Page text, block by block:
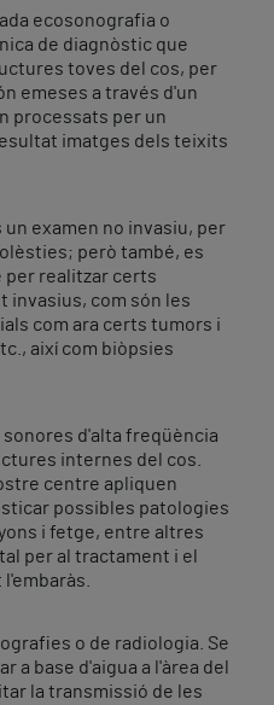
ecosonografia o
de diagnòstic que
toves del cos, per
emeses a través d'un
processats per un
imatges dels teixits
examen no invasiu, per
però també, es
realitzar certs
invasius, com són les
com ara certs tumors i
així com biòpsies
sonores d'alta freqüència
internes del cos.
centre apliquen
possibles patologies
i fetge, entre altres
per al tractament i el
o de radiologia. Se
a base d'aigua a l'àrea del
la transmissió de les